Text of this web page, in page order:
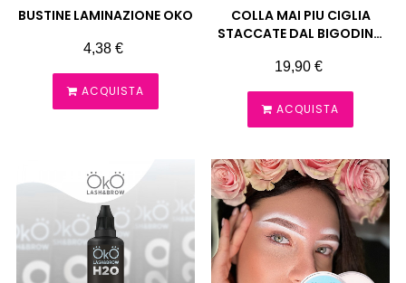
BUSTINE LAMINAZIONE OKO
Prezzo
4,38 €
ACQUISTA
COLLA MAI PIU CIGLIA
STACCATE DAL BIGODINO
Prezzo
19,90 €
ACQUISTA